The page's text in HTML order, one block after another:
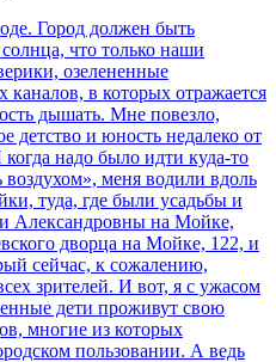
Город должен быть
что только наши
озелененные
в которых отражается
дышать. Мне повезло,
детство и юность недалеко от
надо было идти куда-то
меня водили вдоль
туда, где были усадьбы и
Александровны на Мойке,
дворца на Мойке, 122, и
сейчас, к сожалению,
зрителей. И вот, я с ужасом
дети проживут свою
многие из которых
пользовании. А ведь